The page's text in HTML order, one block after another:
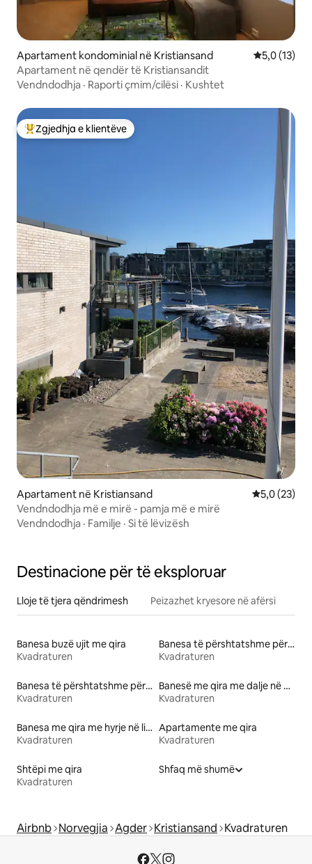
Apartament kondominial në Kristiansand Vlerësimi
5,0 (13)
Apartament në qendër të Kristiansandit
Vendndodhja · Raporti çmim/cilësi · Kushtet
Më të mirat e zgjedhjeve të klientëve
Zgjedhja e klientëve
Apartament në Kristiansand Vlerësimi
5,0 (23)
Vendndodhja më e mirë - pamja më e mirë
Vendndodhja · Familje · Si të lëvizësh
Destinacione për të eksploruar
Lloje të tjera qëndrimesh Peizazhet kryesore në afërsi
Banesa buzë ujit me qira
Kvadraturen
Banesa të përshtatshme për familje me qira
Kvadraturen
Banesa të përshtatshme për kafshë me qira
Kvadraturen
Banesë me qira me dalje në plazh
Kvadraturen
Banesa me qira me hyrje në liqen
Kvadraturen
Apartamente me qira
Kvadraturen
Shtëpi me qira
Kvadraturen
Shfaq më shumë
Airbnb Norvegjia Agder Kristiansand Kvadraturen